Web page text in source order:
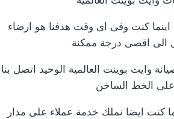
كنت وفى اى وقت هدفنا هو ارضاء
الى اقصى درجة ممكنة
وايت بوينت العالمية الوحيد اتصل بنا
على الخط الساخن
كنت ايضا نملك خدمة عملاء على مدار